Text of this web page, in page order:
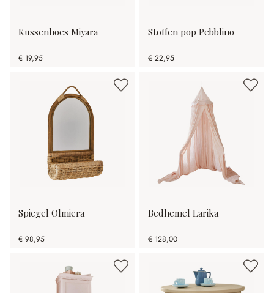
Kussenhoes Miyara
€ 19,95
Stoffen pop Pebblino
€ 22,95
Spiegel Olmiera
€ 98,95
Bedhemel Larika
€ 128,00